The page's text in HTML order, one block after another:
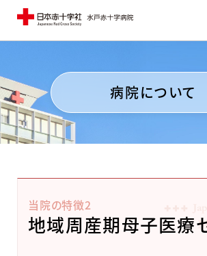
病院について
当院の特徴2
地域周産期母子医療